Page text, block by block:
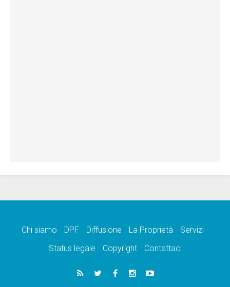
Chi siamo DPF Diffusione La Proprietà
Servizi
Status legale
Copyright Contattaci